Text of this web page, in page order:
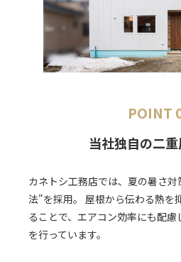
POINT
当社独自の二
カネトシ工務店では、夏の暑さ
法"を採用。 屋根から伝わる熱を
ることで、エアコン効率にも配慮
を行っています。